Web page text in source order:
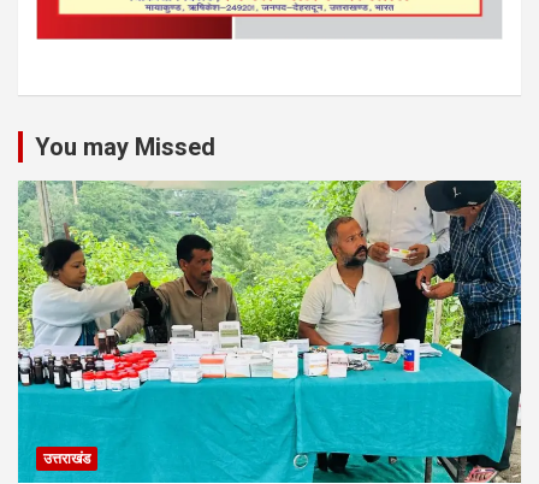
You may Missed
उत्तराखंड